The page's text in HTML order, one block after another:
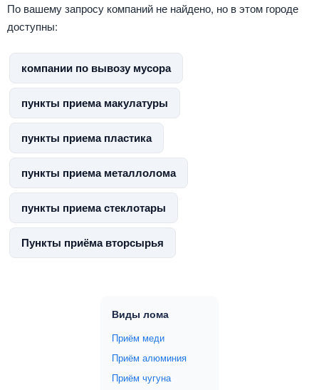
По вашему запросу компаний не найдено, но в этом городе
доступны:
компании по вывозу мусора
пункты приема макулатуры
пункты приема пластика
пункты приема металлолома
пункты приема стеклотары
Пункты приёма вторсырья
Виды лома
Приём меди
Приём алюминия
Приём чугуна